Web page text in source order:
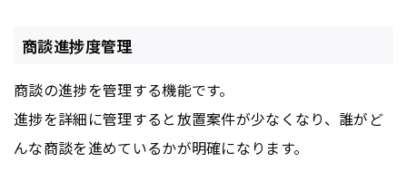
商談進捗度管理
商談の進捗を管理する機能です。
進捗を詳細に管理すると放置案件が少なくなり、誰がど
んな商談を進めているかが明確になります。